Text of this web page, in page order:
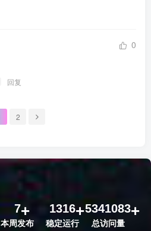
0
回复
2
7
本周发布
1316
稳定运行
5341083
总访问量